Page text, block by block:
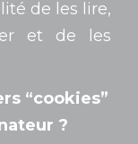
de les lire,
et de les
“cookies”
?